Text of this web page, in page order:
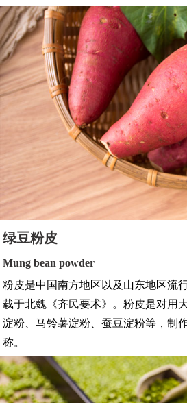
绿豆粉皮
Mung bean powder
粉皮是中国南方地区以及山东地区流
载于北魏《齐民要术》。粉皮是对用
淀粉、马铃薯淀粉、蚕豆淀粉等，制
称。